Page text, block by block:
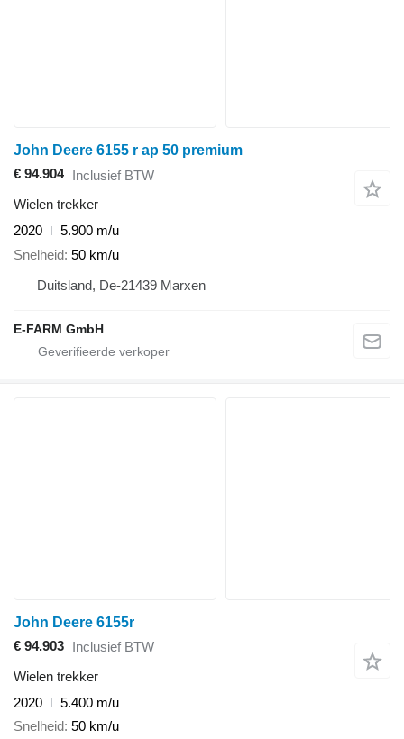
John Deere 6155 r ap 50 premium
€ 94.904 Inclusief BTW
Wielen trekker
2020
5.900 m/u
Snelheid 50 km/u
Duitsland, De-21439 Marxen
E-FARM GmbH
John Deere 6155r
€ 94.903 Inclusief BTW
Wielen trekker
2020
5.400 m/u
Snelheid 50 km/u